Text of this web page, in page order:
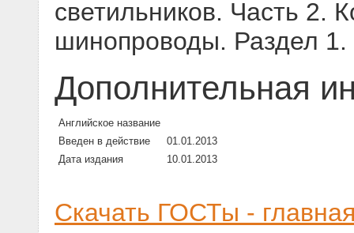
светильников. Часть 2.
шинопроводы. Раздел
Дополнительная
Английское название
Введен в действие
01.01.2013
Дата издания
10.01.2013
Скачать ГОСТы -